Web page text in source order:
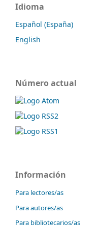
Idioma
Español (España)
English
Número actual
Información
Para lectores/as
Para autores/as
Para bibliotecarios/as